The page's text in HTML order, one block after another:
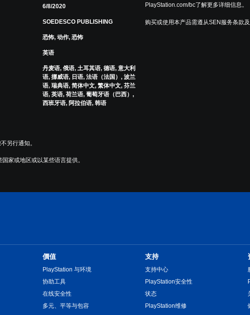
6/8/2020
SOEDESCO PUBLISHING
恐怖, 动作, 恐怖
英语
丹麦语, 俄语, 土耳其语, 德语, 意大利
语, 挪威语, 日语, 法语（法国）, 波兰
语, 瑞典语, 简体中文, 繁体中文, 芬兰
语, 英语, 荷兰语, 葡萄牙语（巴西）,
西班牙语, 阿拉伯语, 韩语
PlayStation.com/bc了解更多详细信息。
购买或使用本产品需遵从SEN服务条款
另行通知。
家或地区或以某些语言提供。
價值
PlayStation 与环境
协助工具
在线安全性
多元、平等与包容
支持
支持中心
PlayStation安全性
状态
PlayStation维修